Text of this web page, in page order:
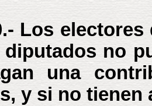
Los
no
una
y si no tienen